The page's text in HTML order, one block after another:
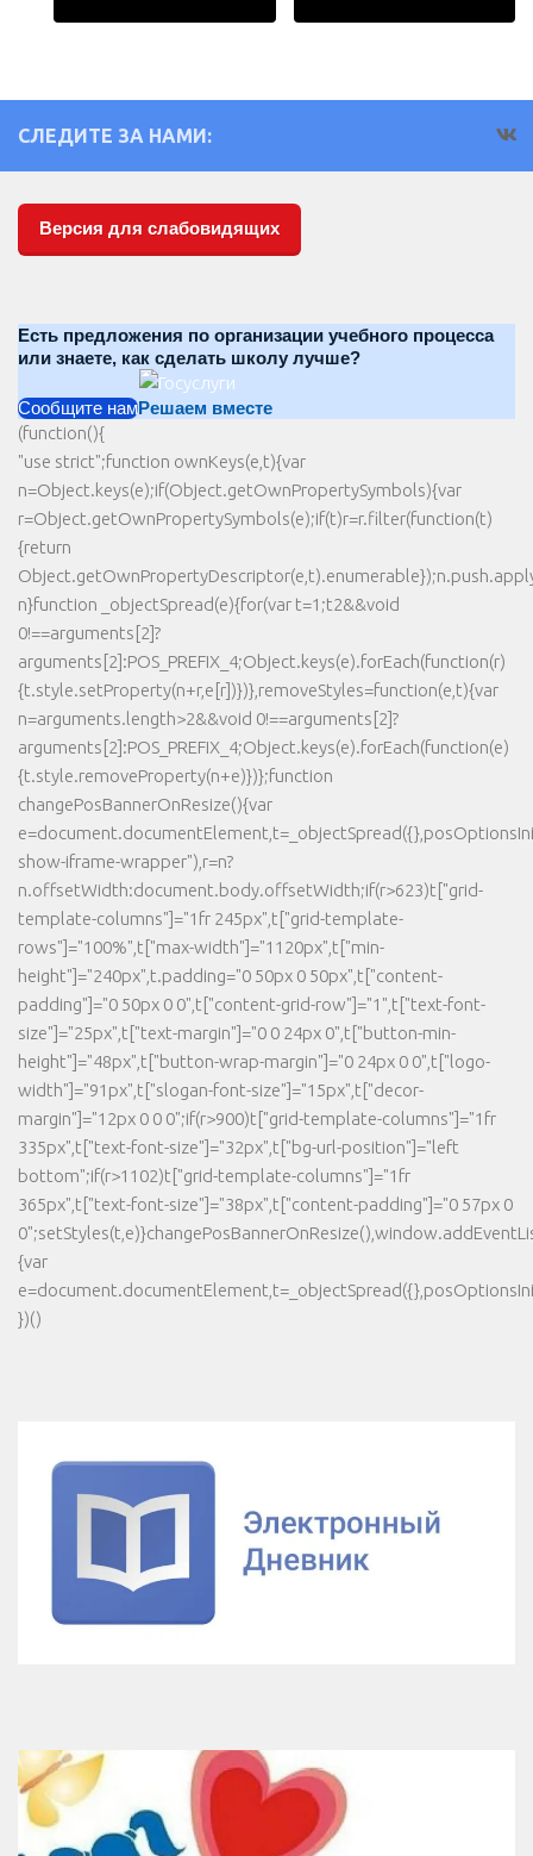
СЛЕДИТЕ ЗА НАМИ:
Версия для слабовидящих
Есть предложения по организации учебного процесса
или знаете, как сделать школу лучше?
Сообщите намРешаем вместе
(function(){
"use strict";function ownKeys(e,t){var
n=Object.keys(e);if(Object.getOwnPropertySymbols){var
r=Object.getOwnPropertySymbols(e);if(t)r=r.filter(function(t)
{return
n}function _objectSpread(e){for(var t=1;t2&&void
0!==arguments[2]?
arguments[2]:POS_PREFIX_4;Object.keys(e).forEach(function(r)
{t.style.setProperty(n+r,e[r])})},removeStyles=function(e,t){var
n=arguments.length>2&&void 0!==arguments[2]?
arguments[2]:POS_PREFIX_4;Object.keys(e).forEach(function(e)
{t.style.removeProperty(n+e)})};function
changePosBannerOnResize(){var
show-iframe-wrapper"),r=n?
n.offsetWidth:document.body.offsetWidth;if(r>623)t["grid-
template-columns"]="1fr 245px",t["grid-template-
rows"]="100%",t["max-width"]="1120px",t["min-
height"]="240px",t.padding="0 50px 0 50px",t["content-
padding"]="0 50px 0 0",t["content-grid-row"]="1",t["text-font-
size"]="25px",t["text-margin"]="0 0 24px 0",t["button-min-
height"]="48px",t["button-wrap-margin"]="0 24px 0 0",t["logo-
width"]="91px",t["slogan-font-size"]="15px",t["decor-
margin"]="12px 0 0 0";if(r>900)t["grid-template-columns"]="1fr
335px",t["text-font-size"]="32px",t["bg-url-position"]="left
bottom";if(r>1102)t["grid-template-columns"]="1fr
365px",t["text-font-size"]="38px",t["content-padding"]="0 57px 0
{var
})()